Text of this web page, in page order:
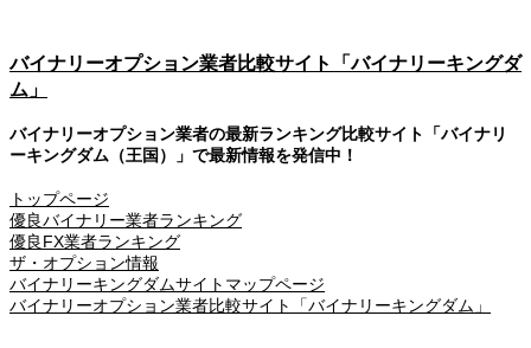
バイナリーオプション業者比較サイト「バイナリーキングダ
ム」
バイナリーオプション業者の最新ランキング比較サイト「バイナリ
ーキングダム（王国）」で最新情報を発信中！
トップページ
優良バイナリー業者ランキング
優良FX業者ランキング
ザ・オプション情報
バイナリーキングダムサイトマップページ
バイナリーオプション業者比較サイト「バイナリーキングダム」